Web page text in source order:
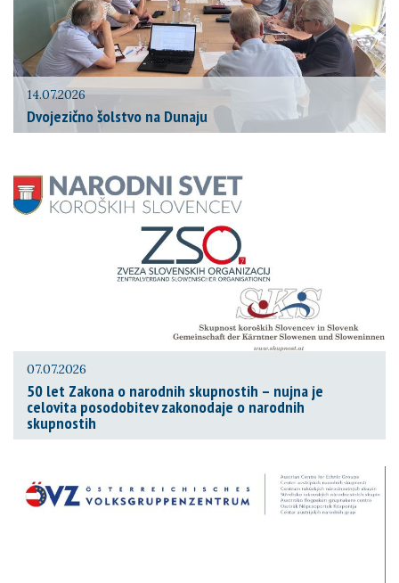
14.07.2026
Dvojezično šolstvo na Dunaju
07.07.2026
50 let Zakona o narodnih skupnostih – nujna je
celovita posodobitev zakonodaje o narodnih
skupnostih